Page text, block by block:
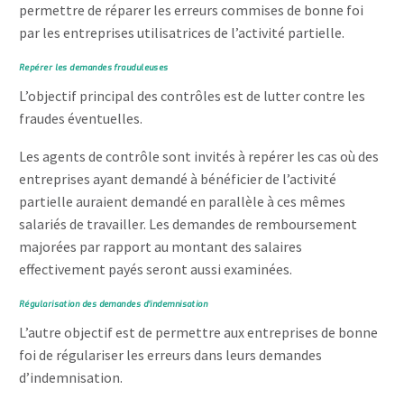
permettre de réparer les erreurs commises de bonne foi
par les entreprises utilisatrices de l’activité partielle.
Repérer les demandes frauduleuses
L’objectif principal des contrôles est de lutter contre les
fraudes éventuelles.
Les agents de contrôle sont invités à repérer les cas où des
entreprises ayant demandé à bénéficier de l’activité
partielle auraient demandé en parallèle à ces mêmes
salariés de travailler. Les demandes de remboursement
majorées par rapport au montant des salaires
effectivement payés seront aussi examinées.
Régularisation des demandes d’indemnisation
L’autre objectif est de permettre aux entreprises de bonne
foi de régulariser les erreurs dans leurs demandes
d’indemnisation.